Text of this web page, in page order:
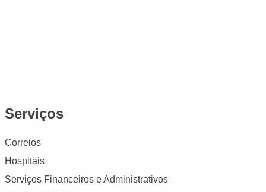
Serviços
Correios
Hospitais
Serviços Financeiros e Administrativos